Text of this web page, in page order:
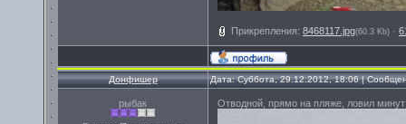
Прикрепления: 8468117.jpg(60.3 Kb) ·
Донфишер Дата: Суббота, 29.12.2012, 18:06 |
рыбак Отводной, прямо на пляже, ловил